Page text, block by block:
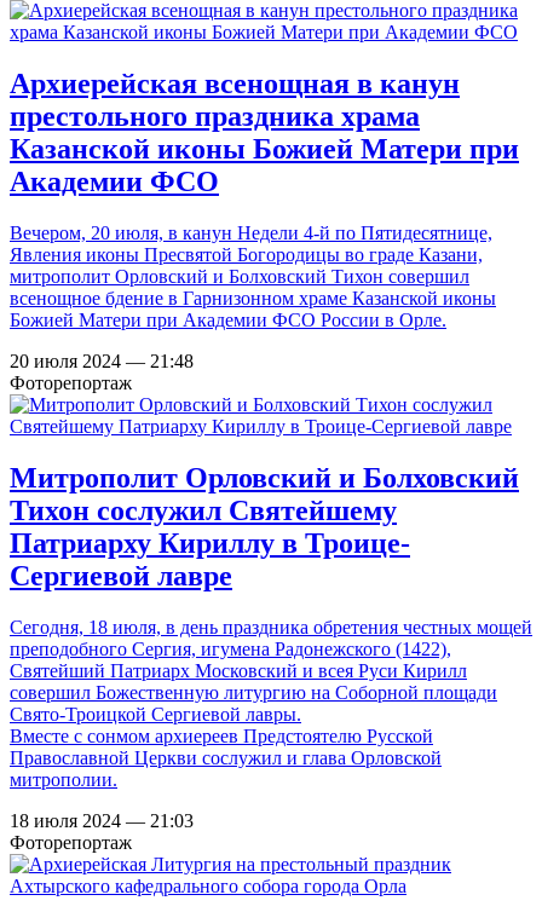
Архиерейская всенощная в канун
престольного праздника храма
Казанской иконы Божией Матери при
Академии ФСО
Вечером, 20 июля, в канун Недели 4-й по Пятидесятнице,
Явления иконы Пресвятой Богородицы во граде Казани,
митрополит Орловский и Болховский Тихон совершил
всенощное бдение в Гарнизонном храме Казанской иконы
Божией Матери при Академии ФСО России в Орле.
20 июля 2024 — 21:48
Фоторепортаж
Митрополит Орловский и Болховский
Тихон сослужил Святейшему
Патриарху Кириллу в Троице-
Сергиевой лавре
Сегодня, 18 июля, в день праздника обретения честных мощей
преподобного Сергия, игумена Радонежского (1422),
Святейший Патриарх Московский и всея Руси Кирилл
совершил Божественную литургию на Соборной площади
Свято-Троицкой Сергиевой лавры.
Вместе с сонмом архиереев Предстоятелю Русской
Православной Церкви сослужил и глава Орловской
митрополии.
18 июля 2024 — 21:03
Фоторепортаж